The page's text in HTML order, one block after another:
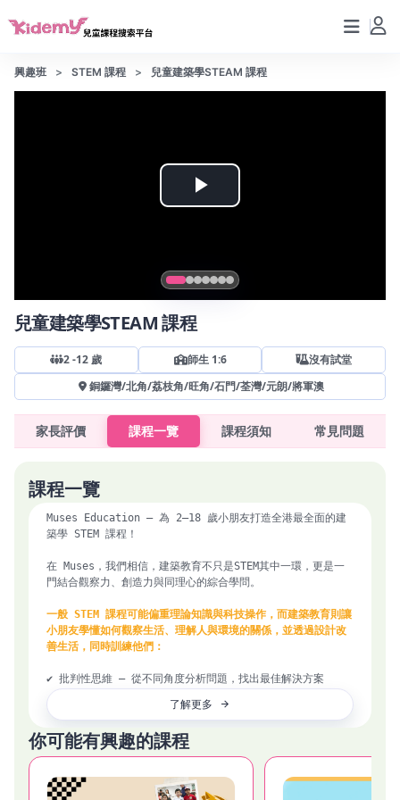
興趣班 STEM 課程 兒童建築學STEAM 課程
Play
兒童建築學STEAM 課程
2-12 歲 師生 1:6
沒有試堂
銅鑼灣/北角/荔枝角/旺角/石門/荃灣/元朗/將軍澳
家長評價 課程一覽 課程須知 常見問題
課程一覽
Muses Education — 為 2–18 歲小朋友打造全港最全面的建
築學 STEM 課程！
在 Muses，我們相信，建築教育不只是STEM其中一環，更是一
門結合觀察力、創造力與同理心的綜合學問。
一般 STEM 課程可能偏重理論知識與科技操作，而建築教育則讓
小朋友學懂如何觀察生活、理解人與環境的關係，並透過設計改
善生活，同時訓練他們：
✔️ 批判性思維 — 從不同角度分析問題，找出最佳解決方案
✔️ 團隊合作與溝通技巧 — 設計過程中需要表達理念、接受回
✔️ 創造力與解難能力 — 將想像力化為實體作品，提升自信
了解更多
你可能有興趣的課程